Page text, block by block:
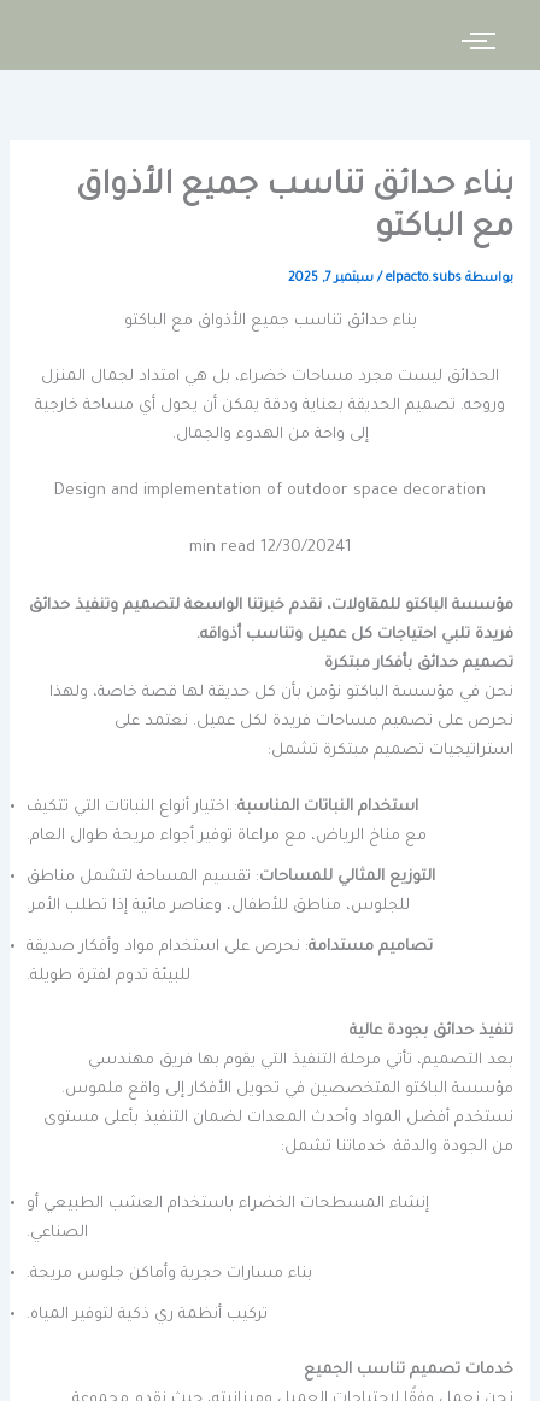
المحتوى
بناء حدائق تناسب جميع الأذواق
مع الباكتو
بواسطة elpacto.subs
/سبتمبر 7, 2025
بناء حدائق تناسب جميع الأذواق مع الباكتو
الحدائق ليست مجرد مساحات خضراء، بل هي امتداد لجمال المنزل
وروحه. تصميم الحديقة بعناية ودقة يمكن أن يحول أي مساحة خارجية
إلى واحة من الهدوء والجمال.
Design and implementation of outdoor space decoration
12/30/20241 min read
مؤسسة الباكتو للمقاولات، نقدم خبرتنا الواسعة لتصميم وتنفيذ حدائق
فريدة تلبي احتياجات كل عميل وتناسب أذواقه.
تصميم حدائق بأفكار مبتكرة
نحن في مؤسسة الباكتو نؤمن بأن كل حديقة لها قصة خاصة، ولهذا
نحرص على تصميم مساحات فريدة لكل عميل. نعتمد على
استراتيجيات تصميم مبتكرة تشمل:
استخدام النباتات المناسبة: اختيار أنواع النباتات التي تتكيف
مع مناخ الرياض، مع مراعاة توفير أجواء مريحة طوال العام.
التوزيع المثالي للمساحات: تقسيم المساحة لتشمل مناطق
للجلوس، مناطق للأطفال، وعناصر مائية إذا تطلب الأمر.
تصاميم مستدامة: نحرص على استخدام مواد وأفكار صديقة
للبيئة تدوم لفترة طويلة.
تنفيذ حدائق بجودة عالية
بعد التصميم، تأتي مرحلة التنفيذ التي يقوم بها فريق مهندسي
مؤسسة الباكتو المتخصصين في تحويل الأفكار إلى واقع ملموس.
نستخدم أفضل المواد وأحدث المعدات لضمان التنفيذ بأعلى مستوى
من الجودة والدقة. خدماتنا تشمل:
إنشاء المسطحات الخضراء باستخدام العشب الطبيعي أو
الصناعي.
بناء مسارات حجرية وأماكن جلوس مريحة.
تركيب أنظمة ري ذكية لتوفير المياه.
خدمات تصميم تناسب الجميع